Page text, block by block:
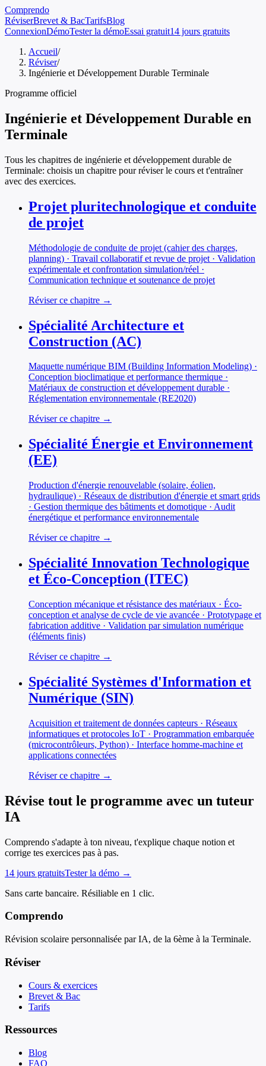
Comprendo
RéviserBrevet & BacTarifsBlog
ConnexionDémoTester la démoEssai gratuit14 jours gratuits
Accueil/
Réviser/
Ingénierie et Développement Durable Terminale
Programme officiel
Ingénierie et Développement Durable en
Terminale
Tous les chapitres de ingénierie et développement durable de
Terminale: choisis un chapitre pour réviser le cours et t'entraîner
avec des exercices.
Projet pluritechnologique et conduite
de projet
Méthodologie de conduite de projet (cahier des charges,
planning) · Travail collaboratif et revue de projet · Validation
expérimentale et confrontation simulation/réel ·
Communication technique et soutenance de projet
Réviser ce chapitre →
Spécialité Architecture et
Construction (AC)
Maquette numérique BIM (Building Information Modeling) ·
Conception bioclimatique et performance thermique ·
Matériaux de construction et développement durable ·
Réglementation environnementale (RE2020)
Réviser ce chapitre →
Spécialité Énergie et Environnement
(EE)
Production d'énergie renouvelable (solaire, éolien,
hydraulique) · Réseaux de distribution d'énergie et smart grids
· Gestion thermique des bâtiments et domotique · Audit
énergétique et performance environnementale
Réviser ce chapitre →
Spécialité Innovation Technologique
et Éco-Conception (ITEC)
Conception mécanique et résistance des matériaux · Éco-
conception et analyse de cycle de vie avancée · Prototypage et
fabrication additive · Validation par simulation numérique
(éléments finis)
Réviser ce chapitre →
Spécialité Systèmes d'Information et
Numérique (SIN)
Acquisition et traitement de données capteurs · Réseaux
informatiques et protocoles IoT · Programmation embarquée
(microcontrôleurs, Python) · Interface homme-machine et
applications connectées
Réviser ce chapitre →
Révise tout le programme avec un tuteur
IA
Comprendo s'adapte à ton niveau, t'explique chaque notion et
corrige tes exercices pas à pas.
14 jours gratuitsTester la démo →
Sans carte bancaire. Résiliable en 1 clic.
Comprendo
Révision scolaire personnalisée par IA, de la 6ème à la Terminale.
Réviser
Cours & exercices
Brevet & Bac
Tarifs
Ressources
Blog
FAQ